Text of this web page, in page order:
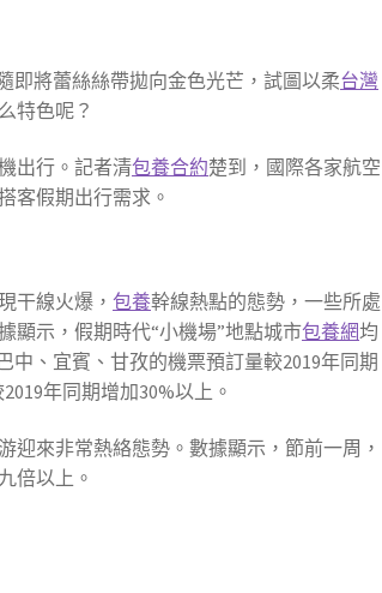
即將蕾絲絲帶拋向金色光芒，試圖以柔台灣
特色呢？
出行。記者清包養合約楚到，國際各家航空
客假期出行需求。
干線火爆，包養幹線熱點的態勢，一些所處
顯示，假期時代“小機場”地點城市包養網均
、宜賓、甘孜的機票預訂量較2019年同期
年同期增加30%以上。
游迎來非常熱絡態勢。數據顯示，節前一周，
倍以上。